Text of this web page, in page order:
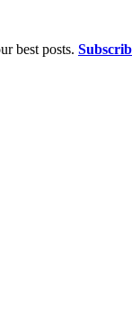
best posts.